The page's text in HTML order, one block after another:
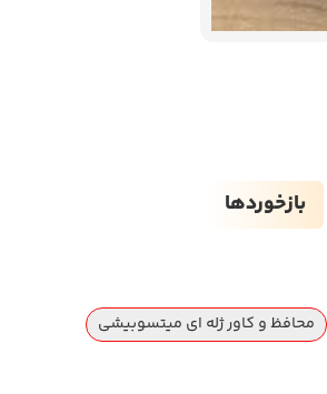
بازخوردها
محافظ و کاور ژله ای میتسوبیشی